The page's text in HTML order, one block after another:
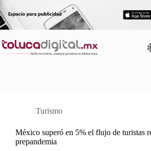
Saltar
al
contenido
Turismo
México superó en 5% el flujo de turistas
prepandemia